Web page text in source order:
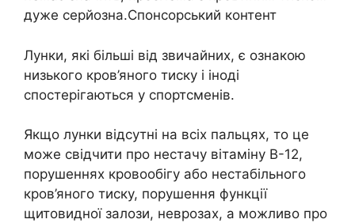
дуже серйозна.Спонсорський контент
Лунки, які більші від звичайних, є ознакою
низького кров’яного тиску і іноді
спостерігаються у спортсменів.
Якщо лунки відсутні на всіх пальцях, то це
може свідчити про нестачу вітаміну В-12,
порушеннях кровообігу або нестабільного
кров’яного тиску, порушення функції
щитовидної залози, неврозах, а можливо про